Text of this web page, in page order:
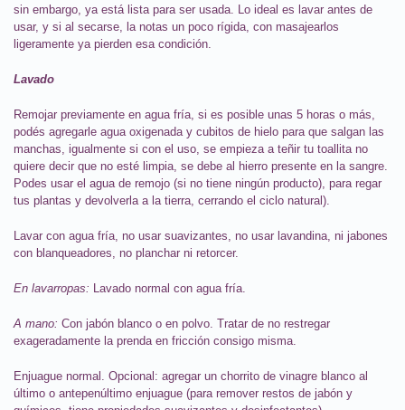
sin embargo, ya está lista para ser usada. Lo ideal es lavar antes de
usar, y si al secarse, la notas un poco rígida, con masajearlos
ligeramente ya pierden esa condición.
Lavado
Remojar previamente en agua fría, si es posible unas 5 horas o más,
podés agregarle agua oxigenada y cubitos de hielo para que salgan las
manchas, igualmente si con el uso, se empieza a teñir tu toallita no
quiere decir que no esté limpia, se debe al hierro presente en la sangre.
Podes usar el agua de remojo (si no tiene ningún producto), para regar
tus plantas y devolverla a la tierra, cerrando el ciclo natural).
Lavar con agua fría, no usar suavizantes, no usar lavandina, ni jabones
con blanqueadores, no planchar ni retorcer.
En lavarropas: Lavado normal con agua fría.
A mano: Con jabón blanco o en polvo. Tratar de no restregar
exageradamente la prenda en fricción consigo misma.
Enjuague normal. Opcional: agregar un chorrito de vinagre blanco al
último o antepenúltimo enjuague (para remover restos de jabón y